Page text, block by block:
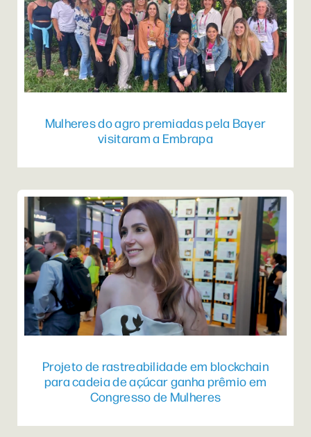
Mulheres do agro premiadas pela Bayer
visitaram a Embrapa
Projeto de rastreabilidade em blockchain
para cadeia de açúcar ganha prêmio em
Congresso de Mulheres